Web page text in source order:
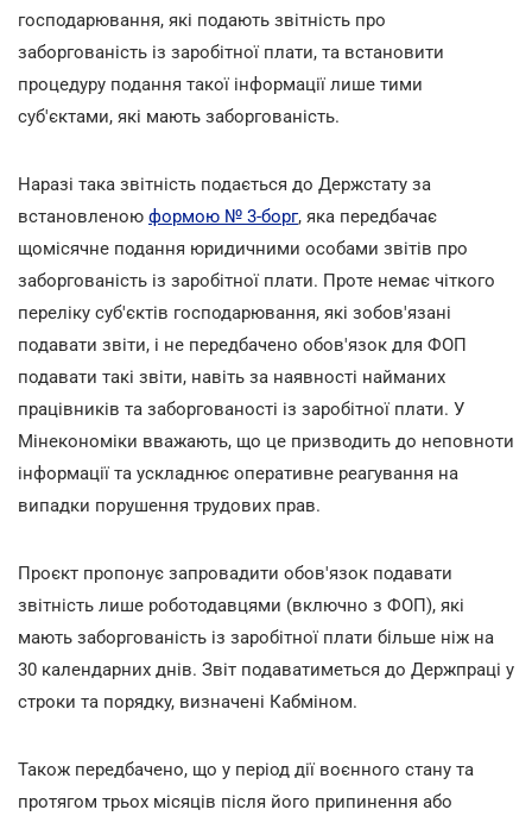
господарювання, які подають звітність про
заборгованість із заробітної плати, та встановити
процедуру подання такої інформації лише тими
суб'єктами, які мають заборгованість.
Наразі така звітність подається до Держстату за
встановленою формою № 3-борг, яка передбачає
щомісячне подання юридичними особами звітів про
заборгованість із заробітної плати. Проте немає чіткого
переліку суб'єктів господарювання, які зобов'язані
подавати звіти, і не передбачено обов'язок для ФОП
подавати такі звіти, навіть за наявності найманих
працівників та заборгованості із заробітної плати. У
Мінекономіки вважають, що це призводить до неповноти
інформації та ускладнює оперативне реагування на
випадки порушення трудових прав.
Проєкт пропонує запровадити обов'язок подавати
звітність лише роботодавцями (включно з ФОП), які
мають заборгованість із заробітної плати більше ніж на
30 календарних днів. Звіт подаватиметься до Держпраці у
строки та порядку, визначені Кабміном.
Також передбачено, що у період дії воєнного стану та
протягом трьох місяців після його припинення або